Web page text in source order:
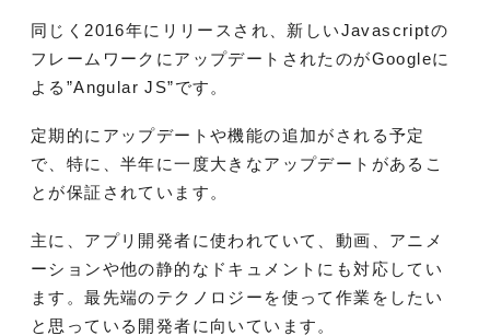
同じく2016年にリリースされ、新しいJavascriptの
フレームワークにアップデートされたのがGoogleに
よる”Angular JS”です。
定期的にアップデートや機能の追加がされる予定
で、特に、半年に一度大きなアップデートがあるこ
とが保証されています。
主に、アプリ開発者に使われていて、動画、アニメ
ーションや他の静的なドキュメントにも対応してい
ます。最先端のテクノロジーを使って作業をしたい
と思っている開発者に向いています。